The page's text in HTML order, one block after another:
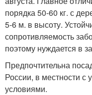
порядка 50-60 кг. с
5-6 м. в высоту.
сопротивляемость
поэтому нуждается в
Предпочтительна
России, в местности
условиями.